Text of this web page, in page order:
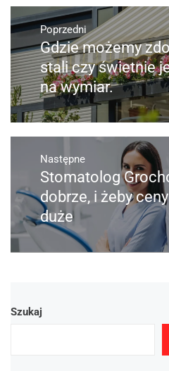
Nawigacja
wpisuPoprzedni
Poprzedni
wpis:
Gdzie możemy
stali czy świetnie
na wymiar.
Następne
Następny
post:
Stomatolog
dobrze, i żeby
duże
Szukaj